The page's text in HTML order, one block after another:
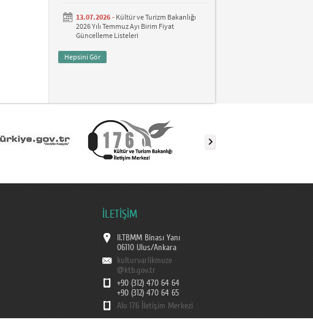
13.07.2026 - Kültür ve Turizm Bakanlığı
2026 Yılı Temmuz Ayı Birim Fiyat
Güncelleme Listeleri
Hepsini Gör
İLETİŞİM
II.TBMM Binası Yanı
06110 Ulus/Ankara
kulturvarlikmuze
@ktb.gov.tr
+90 (312) 470 64 64
+90 (312) 470 64 65
Alo 176 İletişim Merkezi